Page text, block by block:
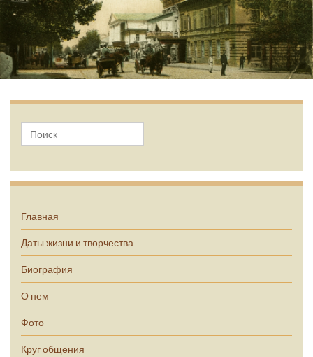
Главная
Даты жизни и творчества
Биография
О нем
Фото
Круг общения